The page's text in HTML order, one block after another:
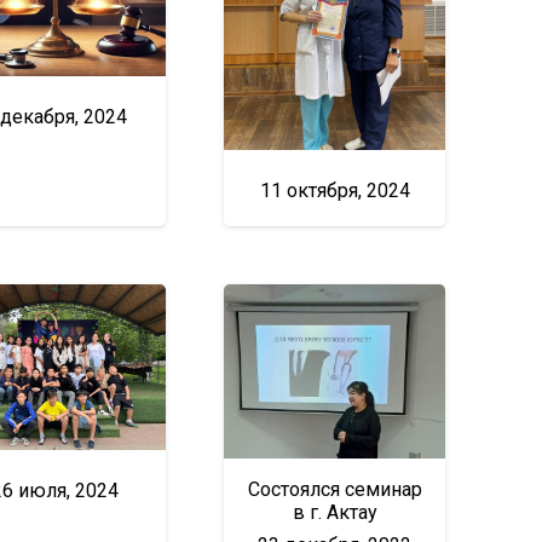
2024
11 октября, 2024
июля, 2024
Состоялся семинар
в г. Актау